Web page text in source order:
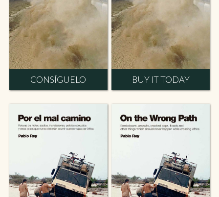
CONSÍGUELO BUY IT TODAY